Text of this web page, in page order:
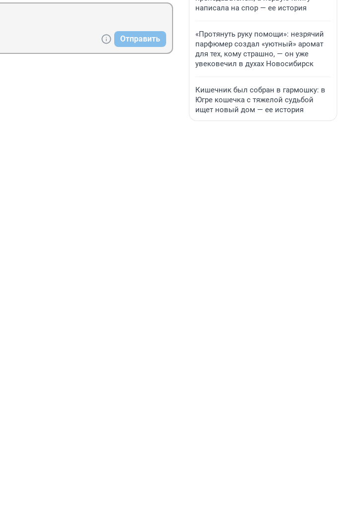
Отправить
написала на спор — ее история
«Протянуть руку помощи»: незрячий
парфюмер создал «уютный» аромат
для тех, кому страшно, — он уже
увековечил в духах Новосибирск
Кишечник был собран в гармошку: в
Югре кошечка с тяжелой судьбой
ищет новый дом — ее история